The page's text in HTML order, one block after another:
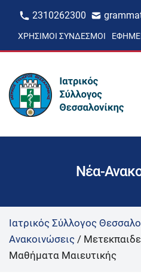
2310262300
ΧΡΉΣΙΜΟΙ ΣΎΝΔΕΣΜΟΙ
Νέα-
Ιατρικός Σύλλογος
Ανακοινώσεις /
Μαθήματα Μαιευτικής